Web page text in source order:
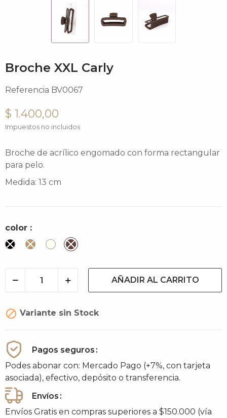
Broche XXL Carly
Referencia BV0067
$ 1.400,00
Impuestos no incluidos
Broche de acrílico engomado con forma rectangular
para pelo.
Medida: 13 cm
color :
NegroCamelCrudoCacao
AÑADIR AL CARRITO
 Variante sin Stock
Pagos seguros
Podes abonar con: Mercado Pago (+7%, con tarjeta
asociada), efectivo, depósito o transferencia.
Envíos
Envíos Gratis en compras superiores a $150.000 (vía